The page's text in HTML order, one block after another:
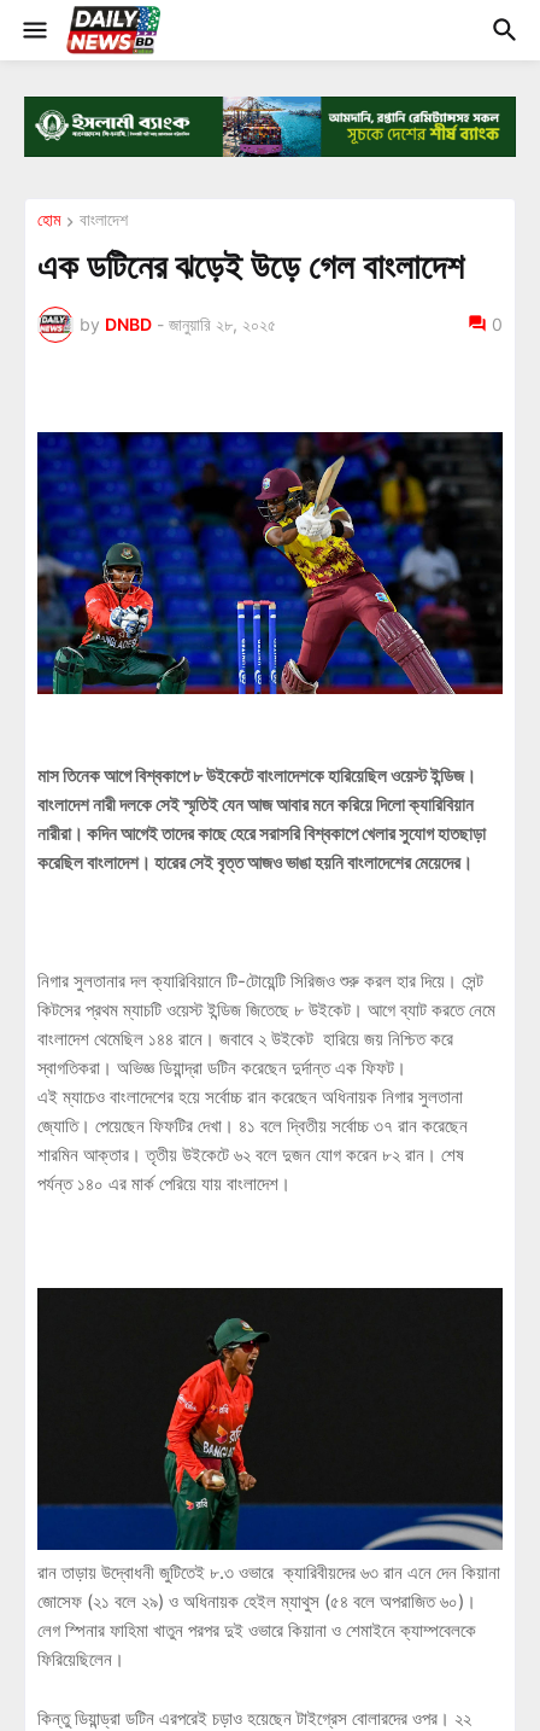
হোম বাংলাদেশ
এক ডটিনের ঝড়েই উড়ে গেল বাংলাদেশ
by DNBD - জানুয়ারি ২৮, ২০২৫ 0
মাস তিনেক আগে বিশ্বকাপে ৮ উইকেটে বাংলাদেশকে হারিয়েছিল ওয়েস্ট ইন্ডিজ।
বাংলাদেশ নারী দলকে সেই স্মৃতিই যেন আজ আবার মনে করিয়ে দিলো ক্যারিবিয়ান
নারীরা। কদিন আগেই তাদের কাছে হেরে সরাসরি বিশ্বকাপে খেলার সুযোগ হাতছাড়া
করেছিল বাংলাদেশ। হারের সেই বৃত্ত আজও ভাঙা হয়নি বাংলাদেশের মেয়েদের।
নিগার সুলতানার দল ক্যারিবিয়ানে টি-টোয়েন্টি সিরিজও শুরু করল হার দিয়ে। সেন্ট
কিটসের প্রথম ম্যাচটি ওয়েস্ট ইন্ডিজ জিতেছে ৮ উইকেট। আগে ব্যাট করতে নেমে
বাংলাদেশ থেমেছিল ১৪৪ রানে। জবাবে ২ উইকেট হারিয়ে জয় নিশ্চিত করে
স্বাগতিকরা। অভিজ্ঞ ডিয়ান্দ্রা ডটিন করেছেন দুর্দান্ত এক ফিফট।
এই ম্যাচেও বাংলাদেশের হয়ে সর্বোচ্চ রান করেছেন অধিনায়ক নিগার সুলতানা
জ্যোতি। পেয়েছেন ফিফটির দেখা। ৪১ বলে দ্বিতীয় সর্বোচ্চ ৩৭ রান করেছেন
শারমিন আক্তার। তৃতীয় উইকেটে ৬২ বলে দুজন যোগ করেন ৮২ রান। শেষ
পর্যন্ত ১৪০ এর মার্ক পেরিয়ে যায় বাংলাদেশ।
রান তাড়ায় উদ্বোধনী জুটিতেই ৮.৩ ওভারে ক্যারিবীয়দের ৬৩ রান এনে দেন কিয়ানা
জোসেফ (২১ বলে ২৯) ও অধিনায়ক হেইল ম্যাথুস (৫৪ বলে অপরাজিত ৬০)।
লেগ স্পিনার ফাহিমা খাতুন পরপর দুই ওভারে কিয়ানা ও শেমাইনে ক্যাম্পবেলকে
ফিরিয়েছিলেন।
কিন্তু ডিয়ান্ড্রা ডটিন এরপরেই চড়াও হয়েছেন টাইগ্রেস বোলারদের ওপর। ২২